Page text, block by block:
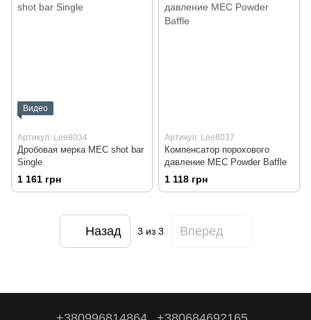
Видео
Артикул: Lee8034
Дробовая мерка MEC shot bar
Single
1 161 грн
Артикул: Lee8037
Компенсатор порохового
давление MEC Powder Baffle
1 118 грн
Назад 3 из 3 Вперед